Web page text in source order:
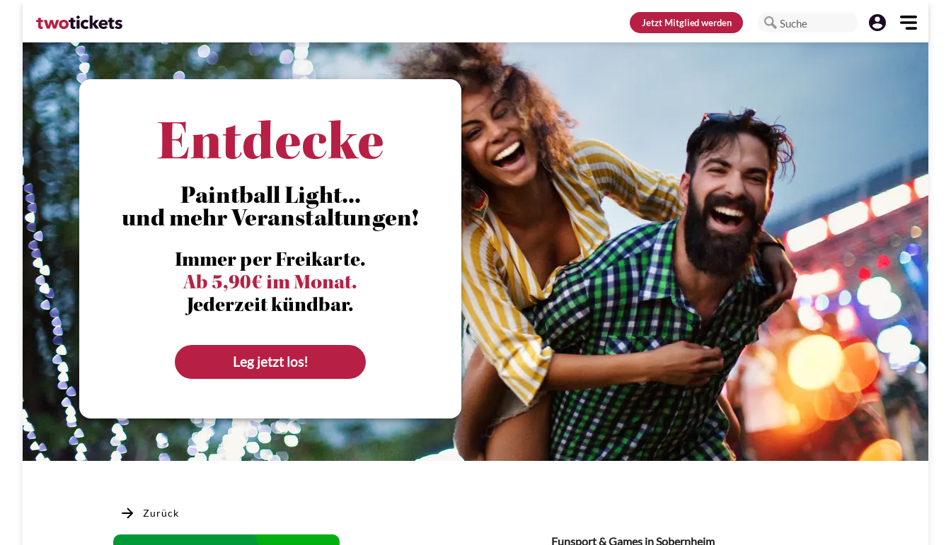
JetztMitglied werden Suche
Entdecke
Paintball Light...
und mehr Veranstaltungen!
Immer per Freikarte.
Ab 5,90€ im Monat.
Jederzeit kündbar.
Leg jetzt los!
Zurück
Funsport & Gamesin Sobernheim